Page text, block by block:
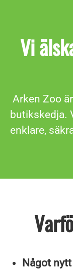
Vi
Arken Zoo
butikskedja.
enklare,
Något